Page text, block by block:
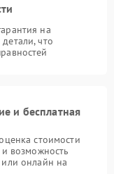
на
что
и бесплатная
стоимости
возможность
онлайн на